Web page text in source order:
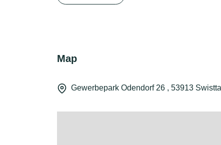
Map
Gewerbepark Odendorf 26 , 53913 Swisttal